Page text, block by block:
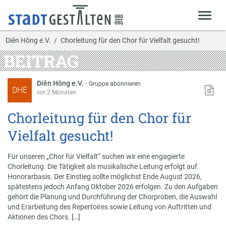
Diên Hông e.V. Chorleitung für den Chor für Vielfalt gesucht!
BEITRAG
DHE
Diên Hông e.V. ·Gruppe abonnieren
vor 2 Monaten
Chorleitung für den Chor für
Vielfalt gesucht!
Für unseren „Chor für Vielfalt“ suchen wir eine engagierte
Chorleitung. Die Tätigkeit als musikalische Leitung erfolgt auf
Honorarbasis. Der Einstieg sollte möglichst Ende August 2026,
spätestens jedoch Anfang Oktober 2026 erfolgen. Zu den Aufgaben
gehört die Planung und Durchführung der Chorproben, die Auswahl
und Erarbeitung des Repertoires sowie Leitung von Auftritten und
Aktionen des Chors. […]